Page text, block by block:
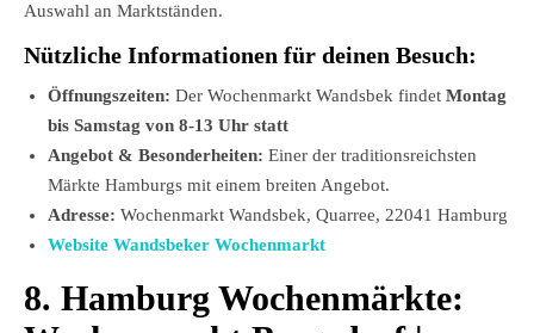
Auswahl an Marktständen.
Nützliche Informationen für deinen Besuch:
Öffnungszeiten: Der Wochenmarkt Wandsbek findet Montag
bis Samstag von 8-13 Uhr statt
Angebot & Besonderheiten: Einer der traditionsreichsten
Märkte Hamburgs mit einem breiten Angebot.
Adresse: Wochenmarkt Wandsbek, Quarree, 22041 Hamburg
Website Wandsbeker Wochenmarkt
8. Hamburg Wochenmärkte: